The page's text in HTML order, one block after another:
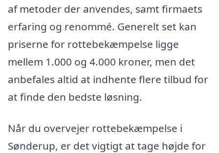
af metoder der anvendes, samt firmaets
erfaring og renommé. Generelt set kan
priserne for rottebekæmpelse ligge
mellem 1.000 og 4.000 kroner, men det
anbefales altid at indhente flere tilbud for
at finde den bedste løsning.
Når du overvejer rottebekæmpelse i
Sønderup, er det vigtigt at tage højde for